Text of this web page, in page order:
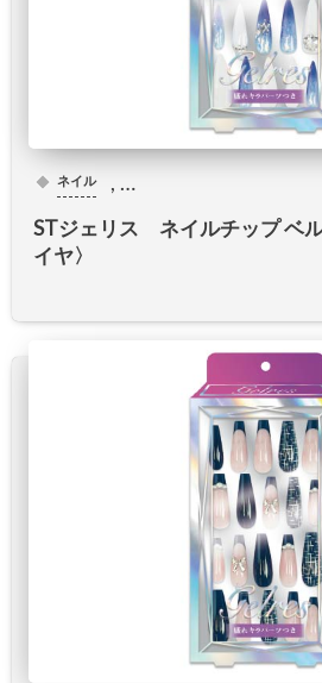
ネイル
STジェリス ネイルチップ ベ
イヤ〉